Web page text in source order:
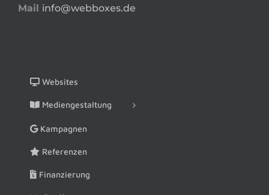
Mail info@webboxes.de
Websites
Mediengestaltung
Kampagnen
Referenzen
Finanzierung